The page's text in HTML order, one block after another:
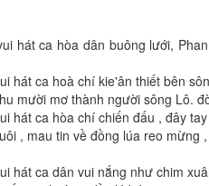
hát ca hòa dân buông lưới,
hát ca hoà chí kie'ân thiết bên
mười mơ thành người sông Lô.
hát ca hòa chí chiến đấu , đây
, mau tin về đồng lúa reo
hát ca dân vui nắng như chim